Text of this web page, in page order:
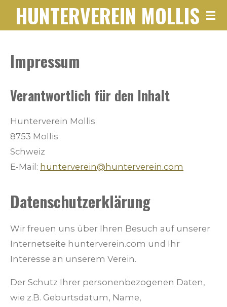
Hauptinhalt
HUNTERVEREIN MOLLIS
Impressum
Verantwortlich für den Inhalt
Hunterverein Mollis
8753 Mollis
Schweiz
E-Mail: hunterverein@hunterverein.com
Datenschutzerklärung
Wir freuen uns über Ihren Besuch auf unserer
Internetseite hunterverein.com und Ihr
Interesse an unserem Verein.
Der Schutz Ihrer personenbezogenen Daten,
wie z.B. Geburtsdatum, Name,